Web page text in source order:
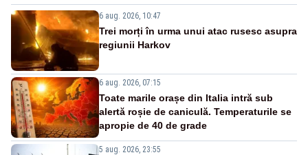
6 aug. 2026, 10:47
Trei morți în urma unui atac rusesc asupra
regiunii Harkov
6 aug. 2026, 07:15
Toate marile orașe din Italia intră sub
alertă roșie de caniculă. Temperaturile se
apropie de 40 de grade
5 aug. 2026, 23:55